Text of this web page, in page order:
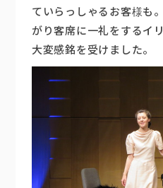
ていらっしゃるお客様も
がり客席に一礼をするイ
大変感銘を受けました。